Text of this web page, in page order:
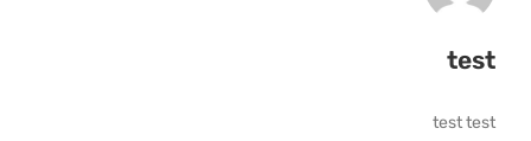
test
test test